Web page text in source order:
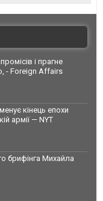
і прагне
- Foreign Affairs
кінець епохи
армії — NYT
брифінга Михайла